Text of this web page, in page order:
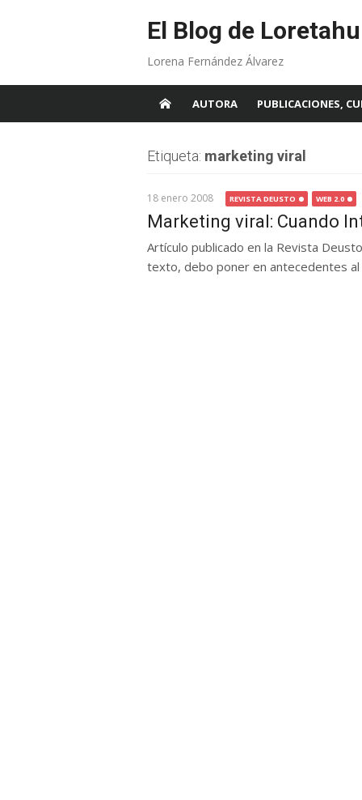
El Blog de
Lorena Fernández Álvarez
AUTORA PUBLICACIONES,
Etiqueta: marketing viral
18 enero 2008 REVISTA DEUSTO WEB 2.0
Marketing viral: Cuando
Artículo publicado en la Revista
texto, debo poner en antecedentes al